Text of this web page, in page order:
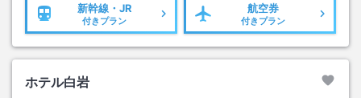
新幹線・JR
付きプラン
航空券
付きプラン
ホテル白岩